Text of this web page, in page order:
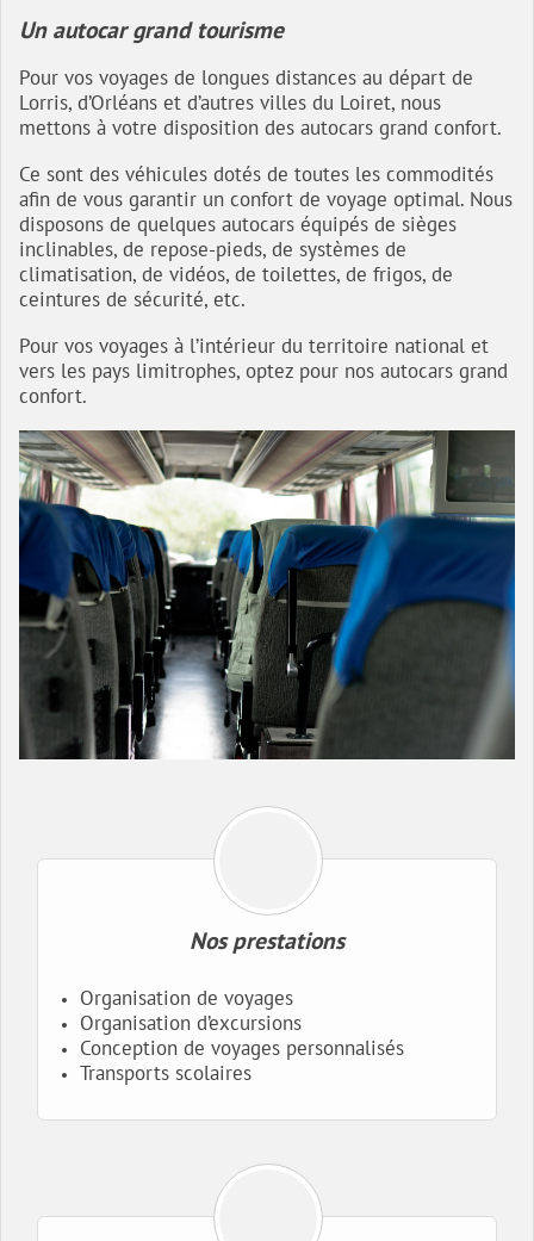
Un autocar grand tourisme
Pour vos voyages de longues distances au départ de
Lorris, d’Orléans et d’autres villes du Loiret, nous
mettons à votre disposition des autocars grand confort.
Ce sont des véhicules dotés de toutes les commodités
afin de vous garantir un confort de voyage optimal. Nous
disposons de quelques autocars équipés de sièges
inclinables, de repose-pieds, de systèmes de
climatisation, de vidéos, de toilettes, de frigos, de
ceintures de sécurité, etc.
Pour vos voyages à l’intérieur du territoire national et
vers les pays limitrophes, optez pour nos autocars grand
confort.
Nos prestations
Organisation de voyages
Organisation d’excursions
Conception de voyages personnalisés
Transports scolaires